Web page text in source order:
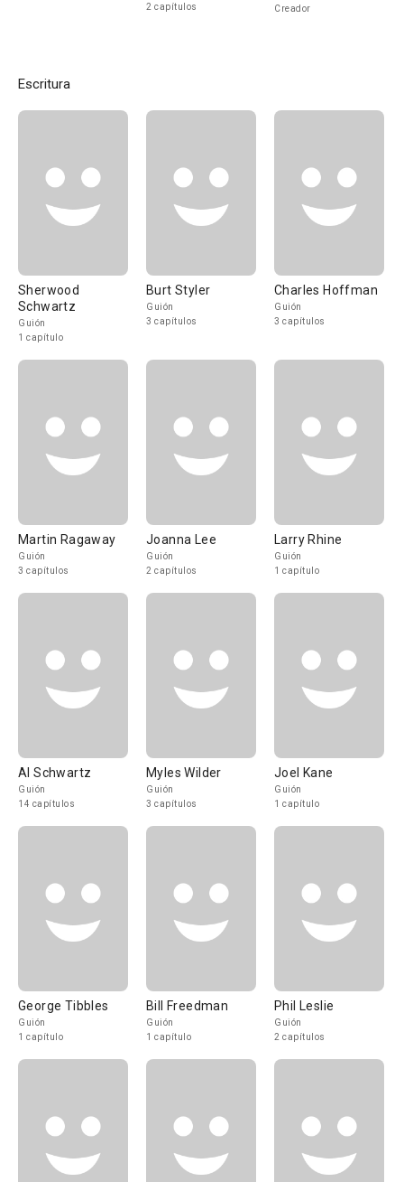
2 capítulos
Creador
Escritura
Sherwood
Schwartz
Guión
1 capítulo
Burt Styler
Guión
3 capítulos
Charles Hoffman
Guión
3 capítulos
Martin Ragaway
Guión
3 capítulos
Joanna Lee
Guión
2 capítulos
Larry Rhine
Guión
1 capítulo
Al Schwartz
Guión
14 capítulos
Myles Wilder
Guión
3 capítulos
Joel Kane
Guión
1 capítulo
George Tibbles
Guión
1 capítulo
Bill Freedman
Guión
1 capítulo
Phil Leslie
Guión
2 capítulos